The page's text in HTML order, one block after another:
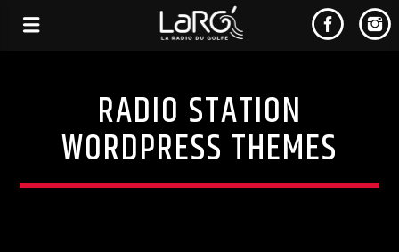
RADIO STATION
WORDPRESS THEMES